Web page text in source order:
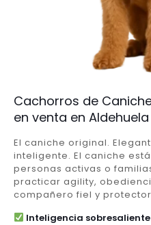
Cachorros de
en venta en
El caniche original.
inteligente. El caniche
personas activas o
practicar agility,
compañero fiel y
Inteligencia sobresaliente